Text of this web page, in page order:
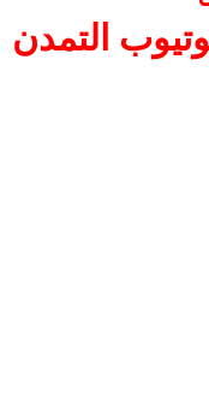
التمدن